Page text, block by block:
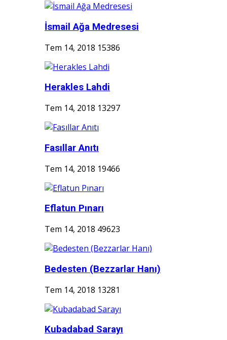
İsmail Ağa Medresesi
Tem 14, 2018 15386
Herakles Lahdi
Tem 14, 2018 13297
Fasıllar Anıtı
Tem 14, 2018 19466
Eflatun Pınarı
Tem 14, 2018 49623
Bedesten (Bezzarlar Hanı)
Tem 14, 2018 13281
Kubadabad Sarayı